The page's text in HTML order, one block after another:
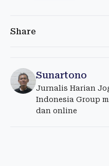
Share
Sunartono
Jurnalis Harian
Indonesia Group
dan online